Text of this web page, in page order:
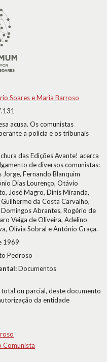
Soares e Maria Barroso
acusa. Os comunistas
a polícia e os tribunais
das Edições Avante! acerca
de diversos comunistas:
Jorge, Fernando Blanquim
Dias Lourenço, Otávio
José Magro, Dinis Miranda,
da Costa Carvalho,
Abrantes, Rogério de
Veiga de Oliveira, Adelino
Olívia Sobral e António Graça.
1969
Pedroso
Documentos
ou parcial, deste documento
da entidade
Comunista